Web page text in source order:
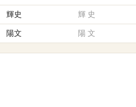
輝史 輝 史
陽文 陽 文